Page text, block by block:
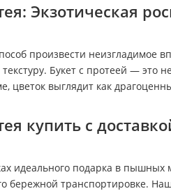
Экзотическая
произвести неизгладимое
Букет с протеей — это
цветок выглядит как
купить с
идеального подарка в
бережной транспортировке.